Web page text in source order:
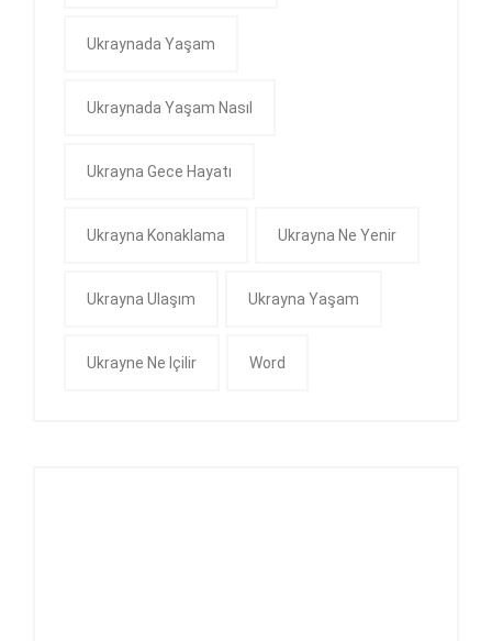
Ukraynada Yaşam
Ukraynada Yaşam Nasıl
Ukrayna Gece Hayatı
Ukrayna Konaklama Ukrayna Ne Yenir
Ukrayna Ulaşım Ukrayna Yaşam
Ukrayne Ne Içilir Word